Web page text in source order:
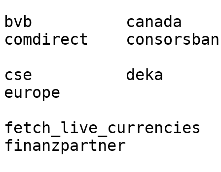
bvb          canada
comdirect
cse          deka
europe
fetch_live_currencies
finanzpartner